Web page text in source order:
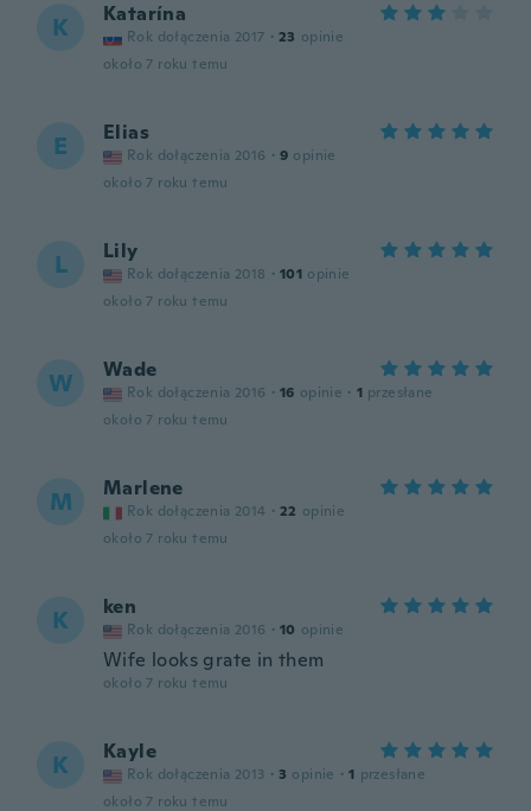
K Katarína
Rok dołączenia 2017 · 23 opinie
około 7 roku temu
E Elias
Rok dołączenia 2016 · 9 opinie
około 7 roku temu
L Lily
Rok dołączenia 2018 · 101 opinie
około 7 roku temu
W Wade
Rok dołączenia 2016 · 16 opinie · 1 przesłane
około 7 roku temu
M Marlene
Rok dołączenia 2014 · 22 opinie
około 7 roku temu
K ken
Rok dołączenia 2016 · 10 opinie
Wife looks grate in them
około 7 roku temu
K Kayle
Rok dołączenia 2013 · 3 opinie · 1 przesłane
około 7 roku temu